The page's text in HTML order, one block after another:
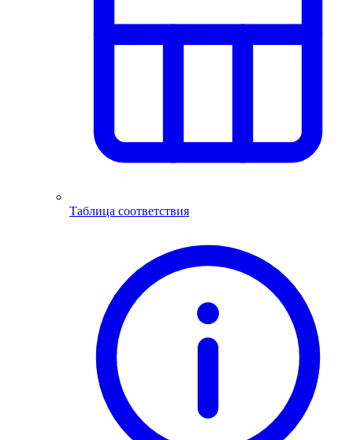
Таблица соответствия